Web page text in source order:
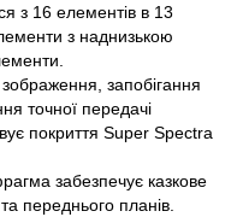
з 16 елементів в 13
з наднизькою
запобігання
точної передачі
покриття Super Spectra
забезпечує казкове
переднього планів.